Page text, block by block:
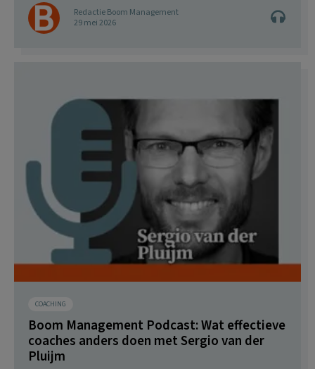
Redactie Boom Management
29 mei 2026
COACHING
Boom Management Podcast: Wat effectieve
coaches anders doen met Sergio van der
Pluijm